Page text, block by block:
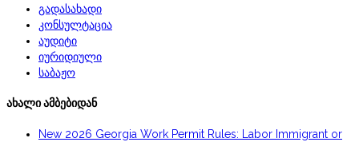
გადასახადი
კონსულტაცია
აუდიტი
იურიდიული
საბაჟო
ახალი ამბებიდან
New 2026 Georgia Work Permit Rules: Labor Immigrant or